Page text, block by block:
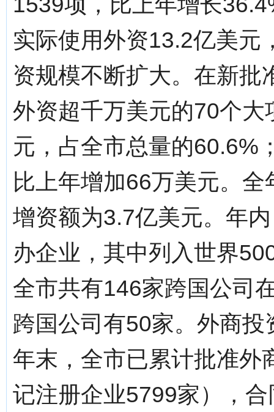
实际使用外资13.2亿美元
资规模不断扩大。在新批
外资超千万美元的70个
元，占全市总量的60.6%
比上年增加66万美元。
增资额为3.7亿美元。年
办企业，其中列入世界
全市共有146家跨国公司
跨国公司有50家。外商
年末，全市已累计批准外
记注册企业5799家），